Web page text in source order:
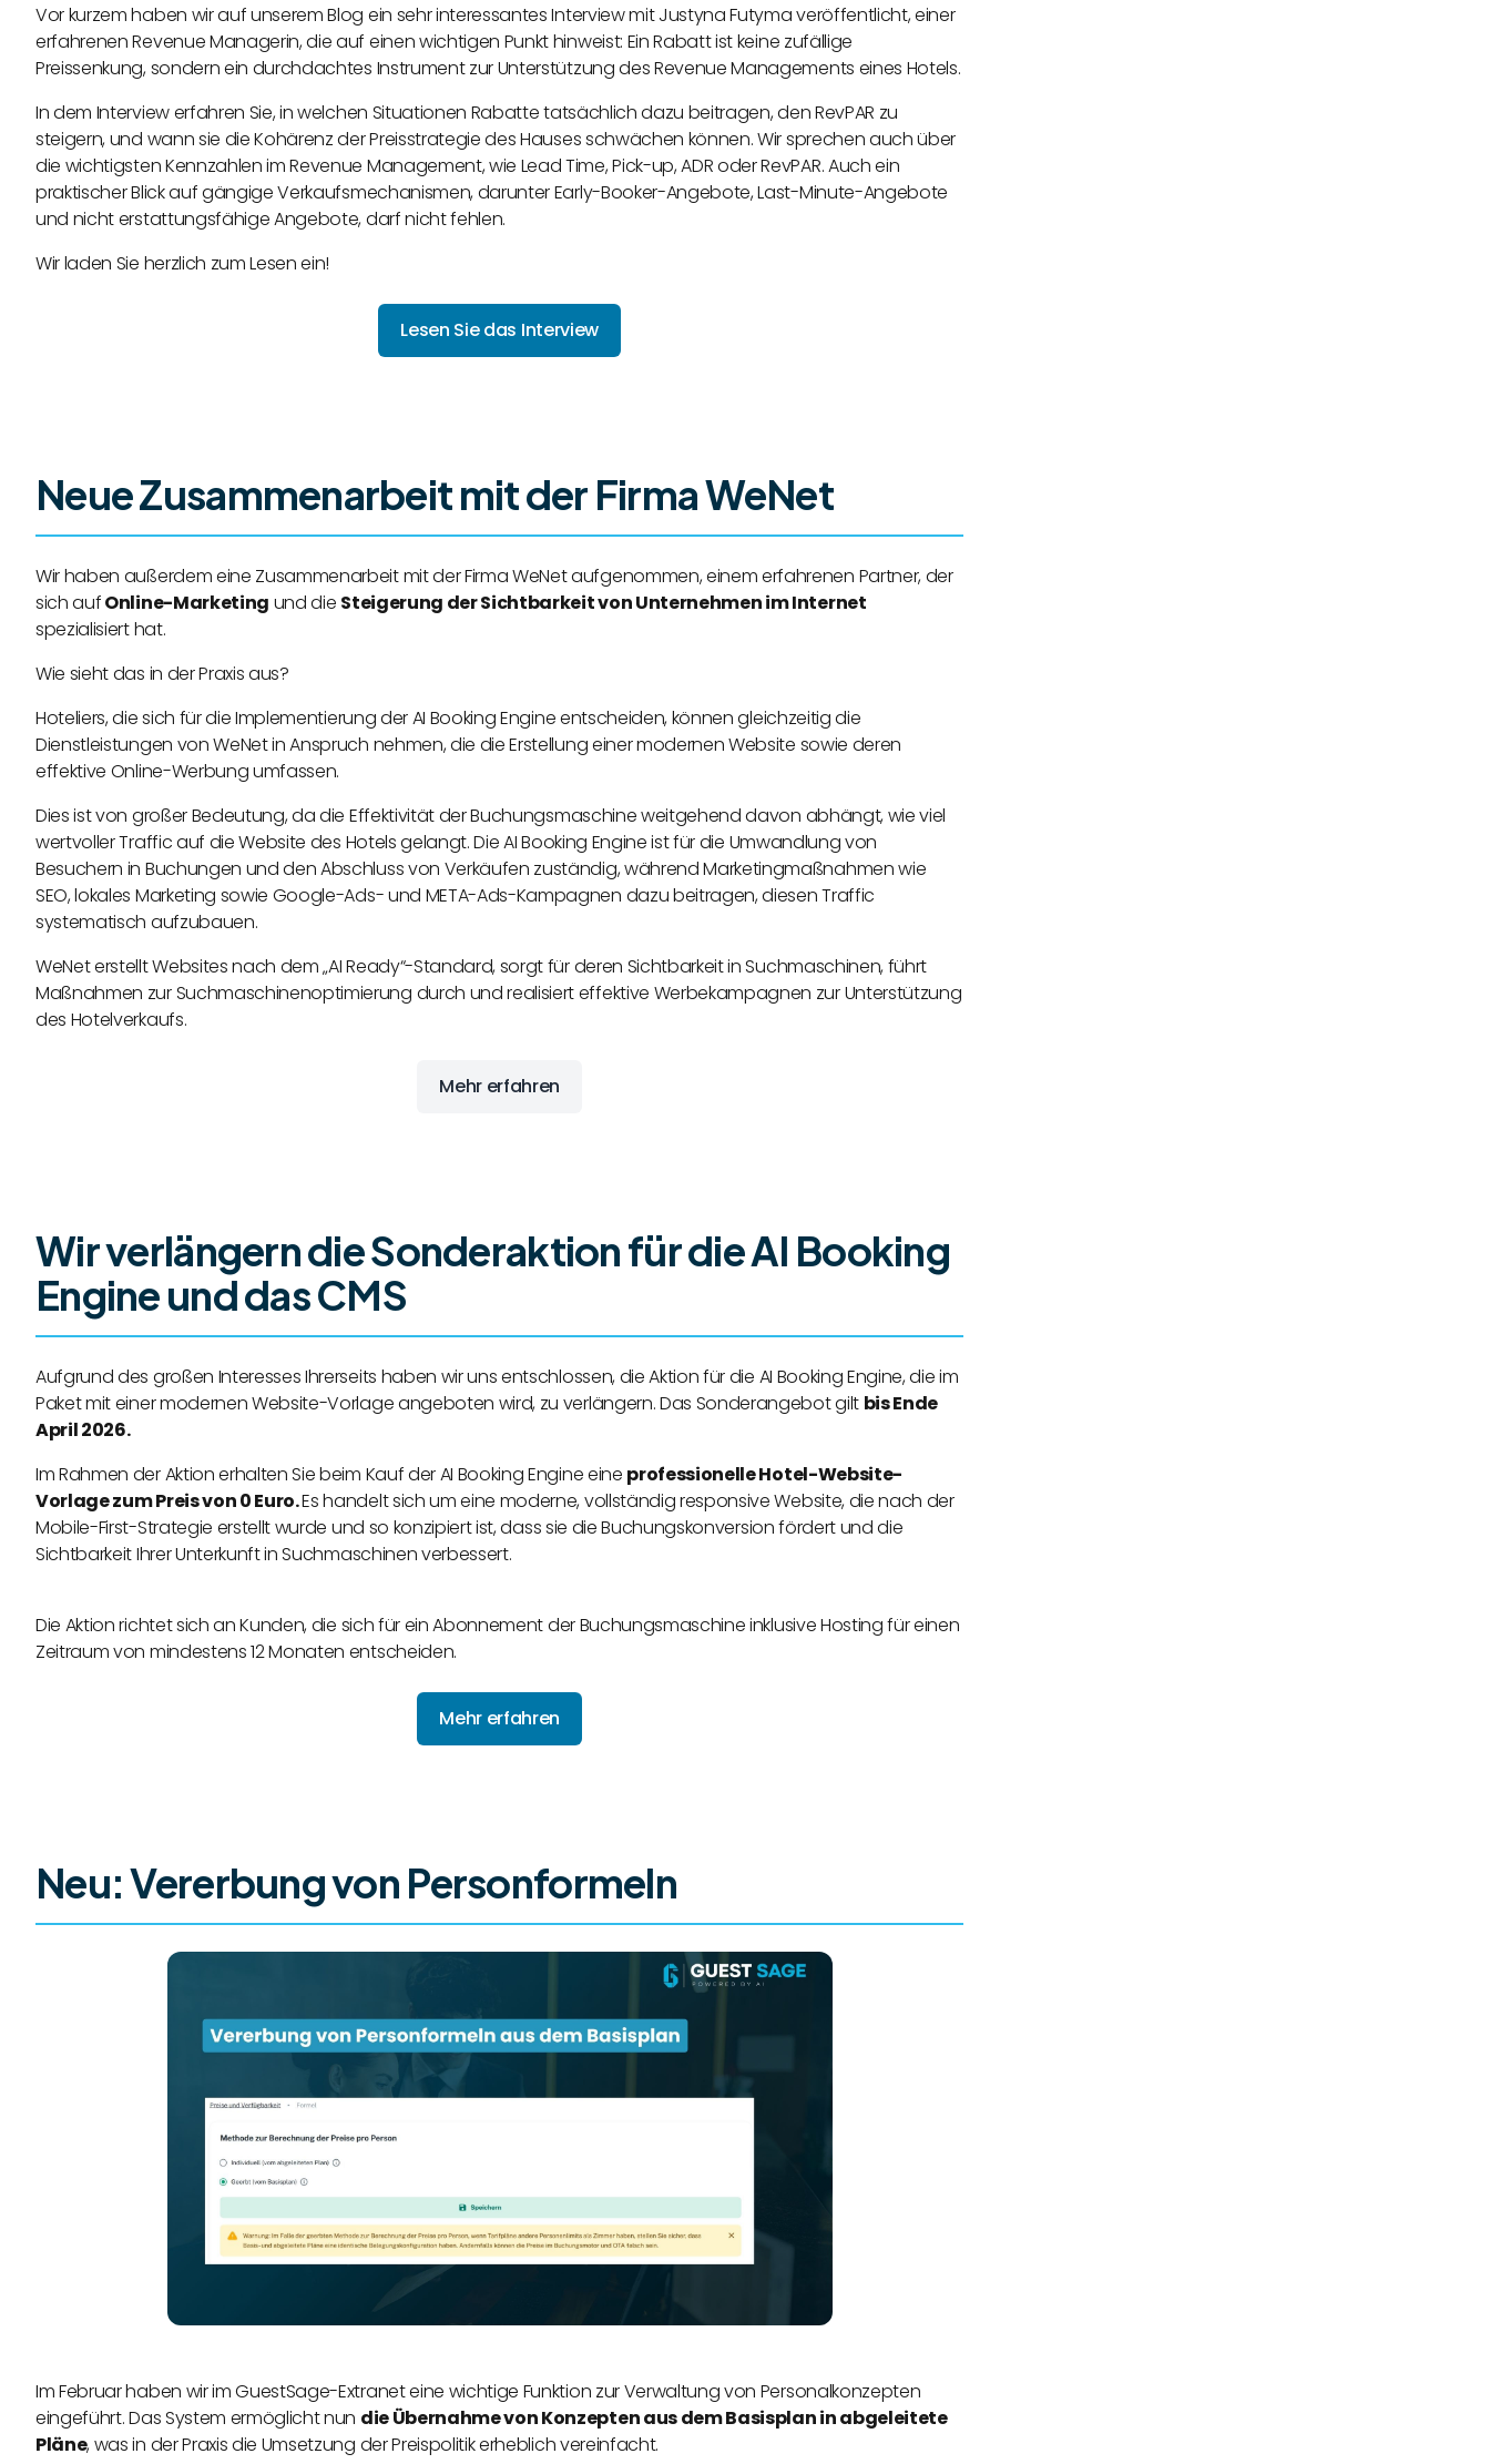
Vor kurzem haben wir auf unserem Blog ein sehr interessantes Interview mit Justyna Futyma veröffentlicht, einer
erfahrenen Revenue Managerin, die auf einen wichtigen Punkt hinweist: Ein Rabatt ist keine zufällige
Preissenkung, sondern ein durchdachtes Instrument zur Unterstützung des Revenue Managements eines Hotels.
In dem Interview erfahren Sie, in welchen Situationen Rabatte tatsächlich dazu beitragen, den RevPAR zu
steigern, und wann sie die Kohärenz der Preisstrategie des Hauses schwächen können. Wir sprechen auch über
die wichtigsten Kennzahlen im Revenue Management, wie Lead Time, Pick-up, ADR oder RevPAR. Auch ein
praktischer Blick auf gängige Verkaufsmechanismen, darunter Early-Booker-Angebote, Last-Minute-Angebote
und nicht erstattungsfähige Angebote, darf nicht fehlen.
Wir laden Sie herzlich zum Lesen ein!
Lesen Sie das Interview
Neue Zusammenarbeit mit der Firma WeNet
Wir haben außerdem eine Zusammenarbeit mit der Firma WeNet aufgenommen, einem erfahrenen Partner, der
sich aufOnline-Marketing und die Steigerung der Sichtbarkeit von Unternehmen im Internet
spezialisiert hat.
Wie sieht das in der Praxis aus?
Hoteliers, die sich für die Implementierung der AI Booking Engine entscheiden, können gleichzeitig die
Dienstleistungen von WeNet in Anspruch nehmen, die die Erstellung einer modernen Website sowie deren
effektive Online-Werbung umfassen.
Dies ist von großer Bedeutung, da die Effektivität der Buchungsmaschine weitgehend davon abhängt, wie viel
wertvoller Traffic auf die Website des Hotels gelangt. Die AI Booking Engine ist für die Umwandlung von
Besuchern in Buchungen und den Abschluss von Verkäufen zuständig, während Marketingmaßnahmen wie
SEO, lokales Marketing sowie Google-Ads- und META-Ads-Kampagnen dazu beitragen, diesen Traffic
systematisch aufzubauen.
WeNet erstellt Websites nach dem „AI Ready“-Standard, sorgt für deren Sichtbarkeit in Suchmaschinen, führt
Maßnahmen zur Suchmaschinenoptimierung durch und realisiert effektive Werbekampagnen zur Unterstützung
des Hotelverkaufs.
Mehr erfahren
Wir verlängern die Sonderaktion für die AI Booking
Engine und das CMS
Aufgrund des großen Interesses Ihrerseits haben wir uns entschlossen, die Aktion für die AI Booking Engine, die im
Paket mit einer modernen Website-Vorlage angeboten wird, zu verlängern. Das Sonderangebot gilt bis Ende
April 2026.
Im Rahmen der Aktion erhalten Sie beim Kauf der AI Booking Engine eine professionelle Hotel-Website-
Vorlage zum Preis von 0 Euro.Es handelt sich um eine moderne, vollständig responsive Website, die nach der
Mobile-First-Strategie erstellt wurde und so konzipiert ist, dass sie die Buchungskonversion fördert und die
Sichtbarkeit Ihrer Unterkunft in Suchmaschinen verbessert.
Die Aktion richtet sich an Kunden, die sich für ein Abonnement der Buchungsmaschine inklusive Hosting für einen
Zeitraum von mindestens 12 Monaten entscheiden.
Mehr erfahren
Neu: Vererbung von Personformeln
Im Februar haben wir im GuestSage-Extranet eine wichtige Funktion zur Verwaltung von Personalkonzepten
eingeführt. Das System ermöglicht nun die Übernahme von Konzepten aus dem Basisplan in abgeleitete
Pläne, was in der Praxis die Umsetzung der Preispolitik erheblich vereinfacht.